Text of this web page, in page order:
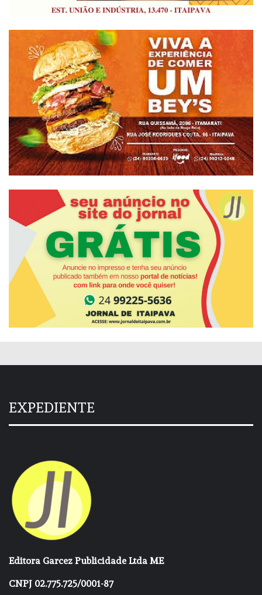
EXPEDIENTE
Editora Garcez Publicidade Ltda ME
CNPJ 02.775.725/0001-87